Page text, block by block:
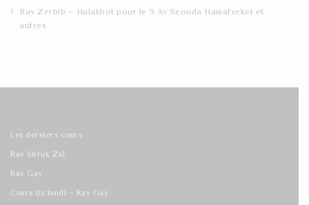
Rav Zerbib – Halakhot pour le 9 Av Seouda Hamafseket et
autres
Les derniers cours
Rav Sitruk Zal
Rav Gay
Cours du lundi – Rav Gay